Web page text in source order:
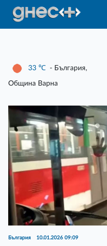
33 ℃ - България,
Община Варна
България 10.01.2026 09:09